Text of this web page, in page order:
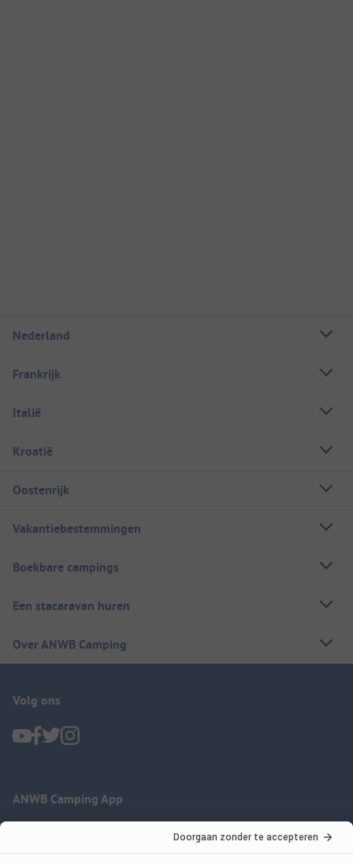
Nederland
Frankrijk
Italië
Kroatië
Oostenrijk
Vakantiebestemmingen
Boekbare campings
Een stacaravan huren
Over ANWB Camping
Volg ons
ANWB Camping App